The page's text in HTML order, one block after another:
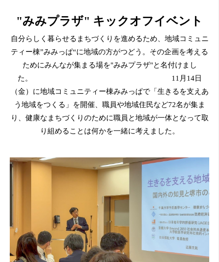
"みみプラザ" キックオフイベント
自分らしく暮らせるまちづくりを進めるため、地域コミュニ
ティー棟”みみっぱ“に地域の方がつどう。その企画を考える
ためにみんなが集まる場を"みみプラザ"と名付けまし
た。 11月14日
（金）に地域コミュニティー棟みみっぱで「生きるを支えあ
う地域をつくる」を開催、職員や地域住民など72名が集ま
り、健康なまちづくりのために職員と地域が一体となって取
り組めることは何かを一緒に考えました。